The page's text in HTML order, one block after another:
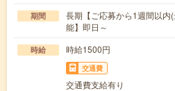
期間
長期【ご応募から1週間以
能】即日～
時給 時給1500円
交通費
交通費支給有り